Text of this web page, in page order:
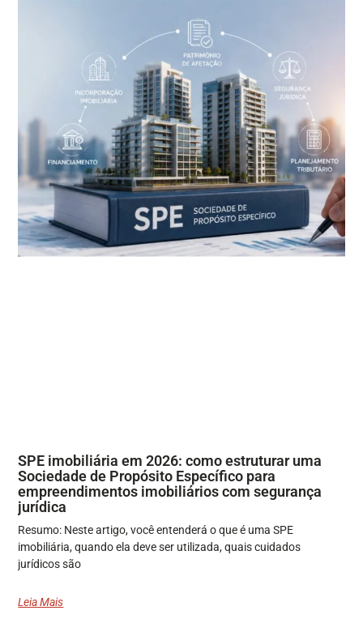
SPE imobiliária em 2026: como estruturar uma
Sociedade de Propósito Específico para
empreendimentos imobiliários com segurança
jurídica
Resumo: Neste artigo, você entenderá o que é uma SPE
imobiliária, quando ela deve ser utilizada, quais cuidados
jurídicos são
Leia Mais